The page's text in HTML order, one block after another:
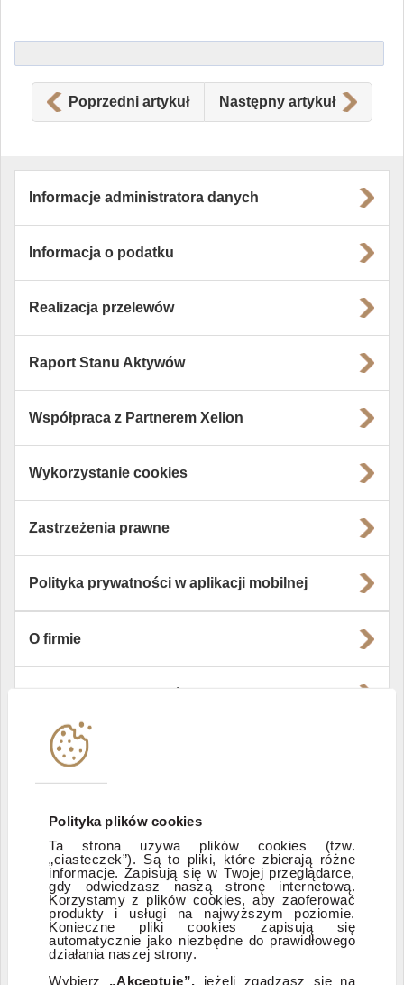
Polityka plików cookies
Ta strona używa plików cookies (tzw.
„ciasteczek”). Są to pliki, które zbierają różne
informacje. Zapisują się w Twojej przeglądarce,
gdy odwiedzasz naszą stronę internetową.
Korzystamy z plików cookies, aby zaoferować
produkty i usługi na najwyższym poziomie.
Konieczne pliki cookies zapisują się
automatycznie jako niezbędne do prawidłowego
działania naszej strony.
Wybierz „Akceptuję”, jeżeli zgadzasz się na
Poprzedni artykuł Następny artykuł
Informacje administratora danych
Informacja o podatku
Realizacja przelewów
Raport Stanu Aktywów
Współpraca z Partnerem Xelion
Wykorzystanie cookies
Zastrzeżenia prawne
Polityka prywatności w aplikacji mobilnej
O firmie
Instytucje współpracujące
Zastrzeżenia prawne
ESG